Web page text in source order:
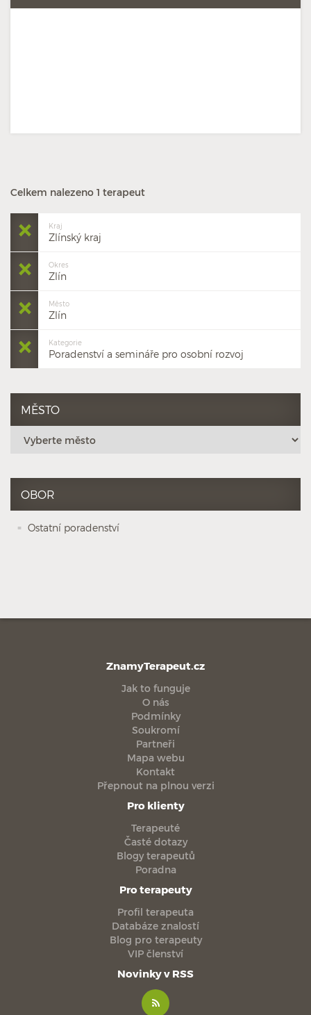
Celkem nalezeno 1 terapeut
Kraj
Zlínský kraj
Okres
Zlín
Město
Zlín
Kategorie
Poradenství a semináře pro osobní rozvoj
MĚSTO
OBOR
Ostatní poradenství
ZnamyTerapeut.cz
Jak to funguje
O nás
Podmínky
Soukromí
Partneři
Mapa webu
Kontakt
Přepnout na plnou verzi
Pro klienty
Terapeuté
Časté dotazy
Blogy terapeutů
Poradna
Pro terapeuty
Profil terapeuta
Databáze znalostí
Blog pro terapeuty
VIP členství
Novinky v RSS